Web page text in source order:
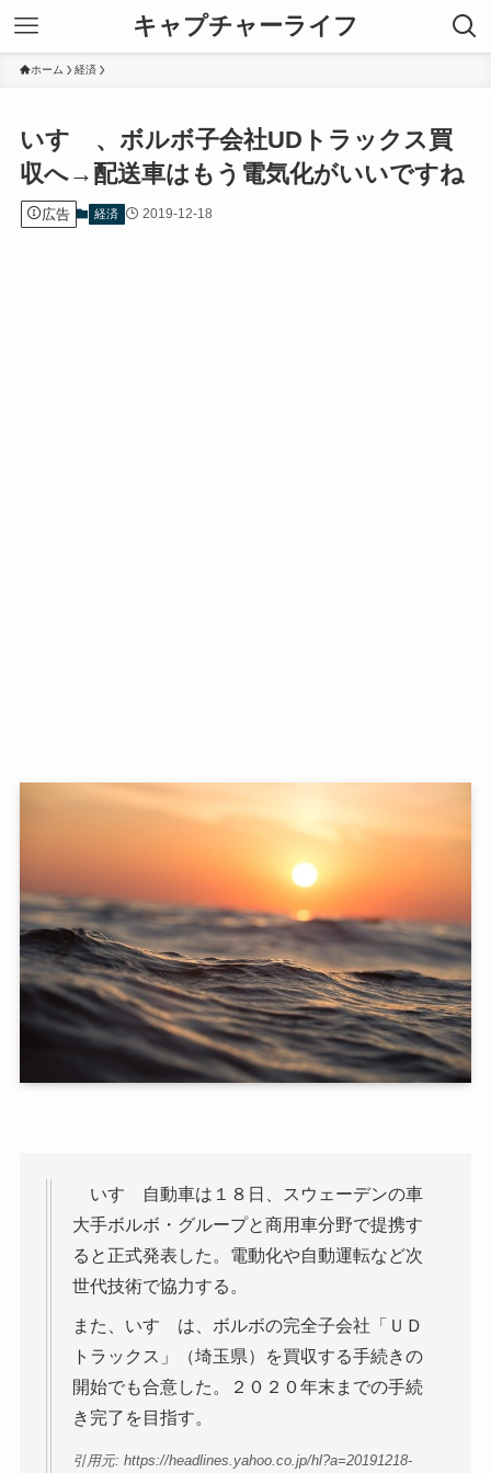
キャプチャーライフ
ホーム 経済
いすゞ、ボルボ子会社UDトラックス買
収へ→配送車はもう電気化がいいですね
広告 経済 2019-12-18
いすゞ自動車は１８日、スウェーデンの車
大手ボルボ・グループと商用車分野で提携す
ると正式発表した。電動化や自動運転など次
世代技術で協力する。
また、いすゞは、ボルボの完全子会社「ＵＤ
トラックス」（埼玉県）を買収する手続きの
開始でも合意した。２０２０年末までの手続
き完了を目指す。
引用元: https://headlines.yahoo.co.jp/hl?a=20191218-